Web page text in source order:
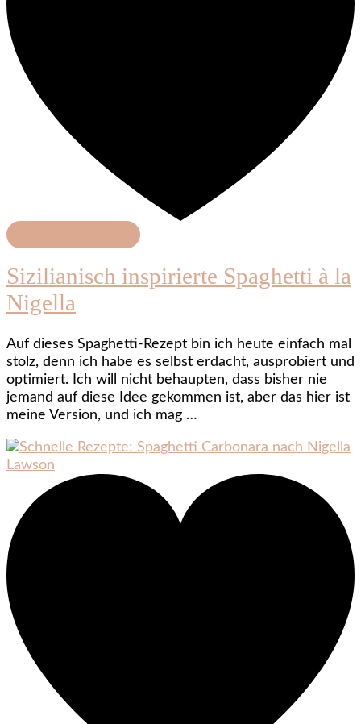
Sizilianisch inspirierte Spaghetti à la
Nigella
Auf dieses Spaghetti-Rezept bin ich heute einfach mal
stolz, denn ich habe es selbst erdacht, ausprobiert und
optimiert. Ich will nicht behaupten, dass bisher nie
jemand auf diese Idee gekommen ist, aber das hier ist
meine Version, und ich mag …